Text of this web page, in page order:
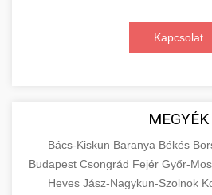
Kapcsolat
MEGYÉK
Bács-Kiskun Baranya Békés
Budapest Csongrád Fejér Győr-
Heves Jász-Nagykun-Szolnok